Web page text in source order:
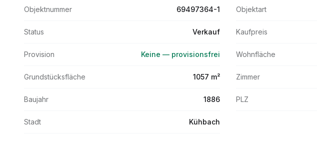
Objektnummer 69497364-1 Objektart
Status Verkauf Kaufpreis
Provision Keine — provisionsfrei Wohnfläche
Grundstücksfläche 1057 m² Zimmer
Baujahr 1886 PLZ
Stadt Kühbach